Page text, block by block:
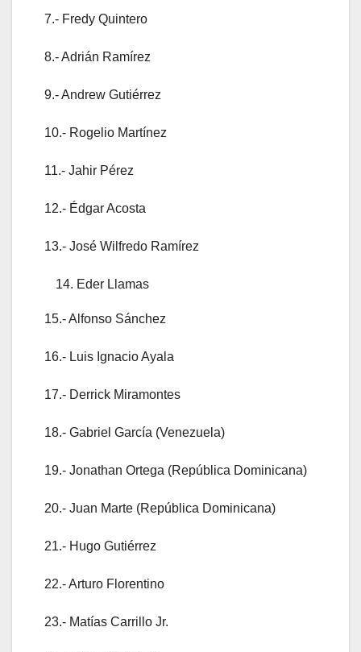
7.- Fredy Quintero
8.- Adrián Ramírez
9.- Andrew Gutiérrez
10.- Rogelio Martínez
11.- Jahir Pérez
12.- Édgar Acosta
13.- José Wilfredo Ramírez
Eder Llamas
15.- Alfonso Sánchez
16.- Luis Ignacio Ayala
17.- Derrick Miramontes
18.- Gabriel García (Venezuela)
19.- Jonathan Ortega (República Dominicana)
20.- Juan Marte (República Dominicana)
21.- Hugo Gutiérrez
22.- Arturo Florentino
23.- Matías Carrillo Jr.